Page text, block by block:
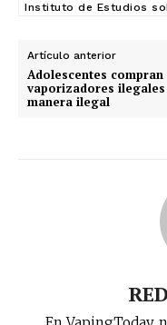
Instituto de Estudios
Artículo anterior
Adolescentes compran
vaporizadores ilegales
manera ilegal